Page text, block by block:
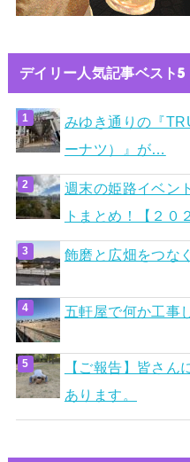
デイリー人気記事ベスト5
みゆき通りの『
ーナツ）』が…
週末の姫路イベン
トまとめ！【２０
飾磨と広畑をつな
五軒屋で何か工事
【ご報告】皆さ
あります。